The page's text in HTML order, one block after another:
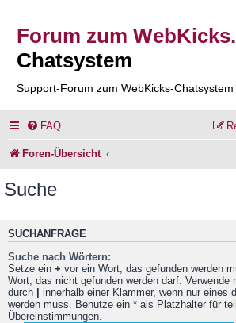
Forum zum
Chatsystem
Support-Forum zum WebKicks-Chatsystem
FAQ
Foren-Übersicht
Suche
SUCHANFRAGE
Suche nach Wörtern:
Setze ein + vor ein Wort, das gefunden werden
Wort, das nicht gefunden werden darf. Verwende
durch | innerhalb einer Klammer, wenn nur eines
werden muss. Benutze ein * als Platzhalter für
Übereinstimmungen.